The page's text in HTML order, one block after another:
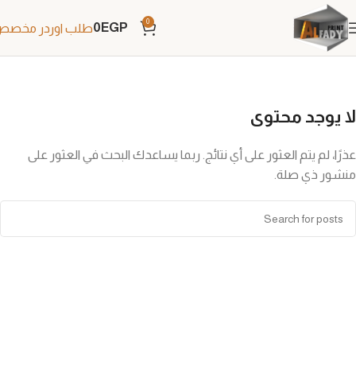
0
0 EGP طلب اوردر
لا يوجد محتوى
عذرًا، لم يتم العثور على أي نتائج. ربما يساعدك البحث في العثور على
منشور ذي صلة.